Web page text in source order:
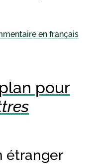
en français
pour
étranger